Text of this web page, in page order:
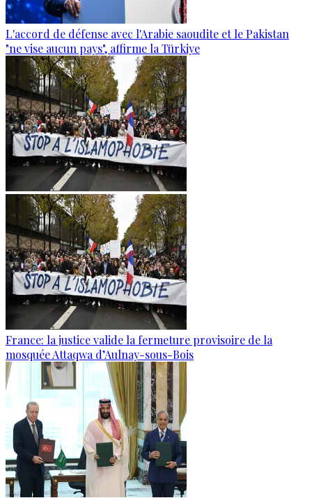
L'accord de défense avec l'Arabie saoudite et le Pakistan
"ne vise aucun pays", affirme la Türkiye
France: la justice valide la fermeture provisoire de la
mosquée Attaqwa d’Aulnay-sous-Bois